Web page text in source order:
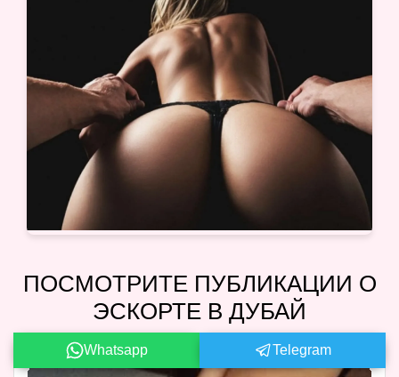
ПОСМОТРИТЕ ПУБЛИКАЦИИ О
ЭСКОРТЕ В ДУБАЙ
Whatsapp Telegram